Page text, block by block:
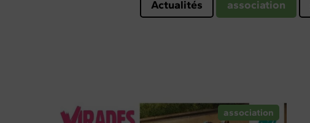
Actualités association
association